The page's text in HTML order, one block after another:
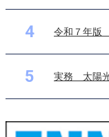
4 令和７年版
5 実務 太陽